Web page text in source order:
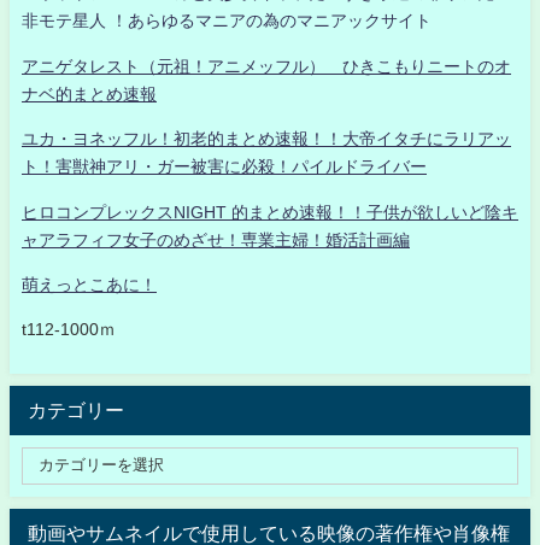
非モテ星人 ！あらゆるマニアの為のマニアックサイト
アニゲタレスト（元祖！アニメッフル） ひきこもりニートのオ
ナベ的まとめ速報
ユカ・ヨネッフル！初老的まとめ速報！！大帝イタチにラリアッ
ト！害獣神アリ・ガー被害に必殺！パイルドライバー
ヒロコンプレックスNIGHT 的まとめ速報！！子供が欲しいど陰キ
ャアラフィフ女子のめざせ！専業主婦！婚活計画編
萌えっとこあに！
t112-1000ｍ
カテゴリー
動画やサムネイルで使用している映像の著作権や肖像権